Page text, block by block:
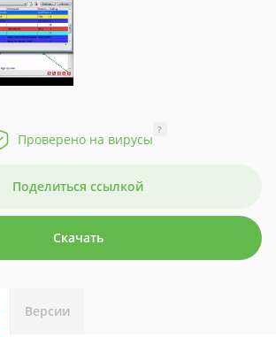
Проверено на вирусы
?
Поделиться ссылкой
Скачать
Версии